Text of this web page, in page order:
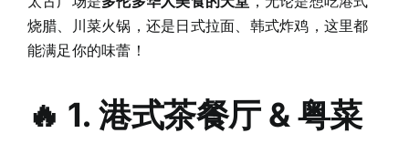
烧腊、川菜火锅，还是日式拉面、韩式炸鸡，这里都
能满足你的味蕾！
🔥 1. 港式茶餐厅 & 粤菜